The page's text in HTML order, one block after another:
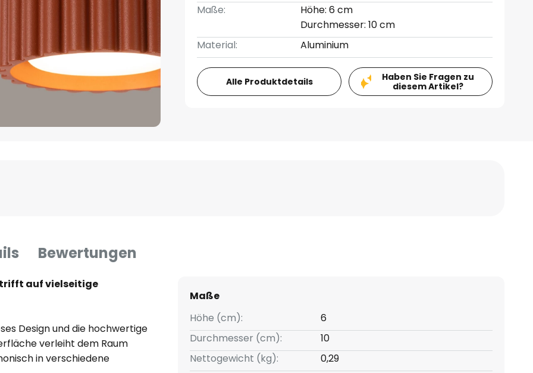
Maße:
Höhe: 6 cm
Durchmesser: 10 cm
Material:
Aluminium
Alle Produktdetails
Haben Sie Fragen zu
diesem Artikel?
Bewertungen
trifft auf vielseitige
Design und die hochwertige
verleiht dem Raum
in verschiedene
Maße
Höhe (cm):
6
Durchmesser (cm):
10
Nettogewicht (kg):
0,29